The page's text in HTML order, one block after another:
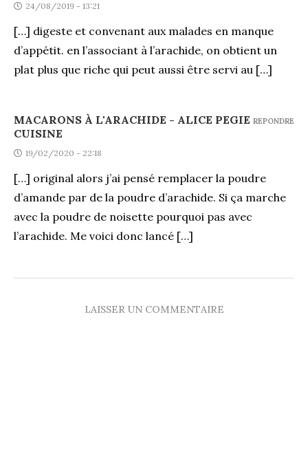
24/08/2019 - 13:21
[…] digeste et convenant aux malades en manque
d’appétit. en l’associant à l’arachide, on obtient un
plat plus que riche qui peut aussi être servi au […]
MACARONS À L'ARACHIDE - ALICE PEGIE
CUISINE
19/02/2020 - 22:18
[…] original alors j’ai pensé remplacer la poudre
d’amande par de la poudre d’arachide. Si ça marche
avec la poudre de noisette pourquoi pas avec
l’arachide. Me voici donc lancé […]
REPONDRE
LAISSER UN COMMENTAIRE